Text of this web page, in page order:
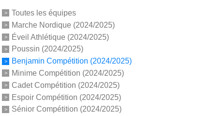
Toutes les équipes
Marche Nordique (2024/2025)
Éveil Athlétique (2024/2025)
Poussin (2024/2025)
Benjamin Compétition (2024/2025)
Minime Compétition (2024/2025)
Cadet Compétition (2024/2025)
Espoir Compétition (2024/2025)
Sénior Compétition (2024/2025)